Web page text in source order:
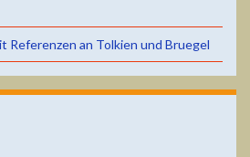
Referenzen an Tolkien und Bruegel